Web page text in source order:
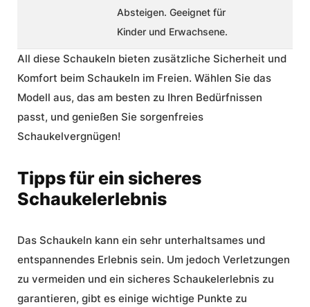
Absteigen. Geeignet für
Kinder und Erwachsene.
All diese Schaukeln bieten zusätzliche Sicherheit und
Komfort beim Schaukeln im Freien. Wählen Sie das
Modell aus, das am besten zu Ihren Bedürfnissen
passt, und genießen Sie sorgenfreies
Schaukelvergnügen!
Tipps für ein sicheres
Schaukelerlebnis
Das Schaukeln kann ein sehr unterhaltsames und
entspannendes Erlebnis sein. Um jedoch Verletzungen
zu vermeiden und ein sicheres Schaukelerlebnis zu
garantieren, gibt es einige wichtige Punkte zu